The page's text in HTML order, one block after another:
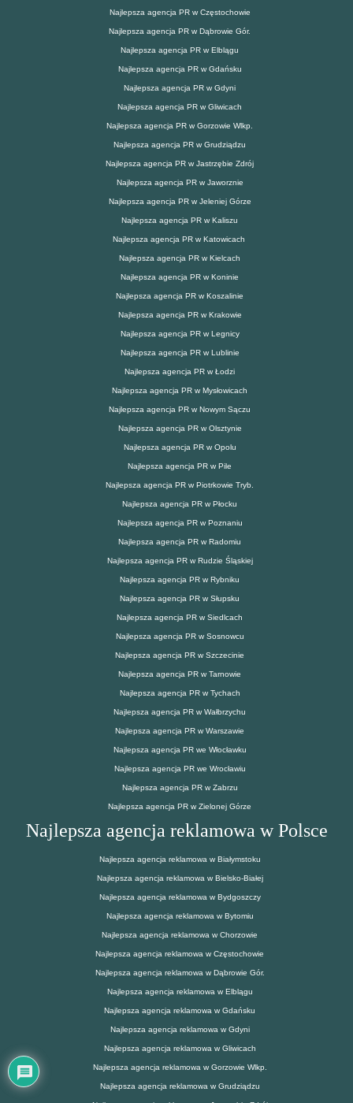
Najlepsza agencja PR w Częstochowie
Najlepsza agencja PR w Dąbrowie Gór.
Najlepsza agencja PR w Elblągu
Najlepsza agencja PR w Gdańsku
Najlepsza agencja PR w Gdyni
Najlepsza agencja PR w Gliwicach
Najlepsza agencja PR w Gorzowie Wlkp.
Najlepsza agencja PR w Grudziądzu
Najlepsza agencja PR w Jastrzębie Zdrój
Najlepsza agencja PR w Jaworznie
Najlepsza agencja PR w Jeleniej Górze
Najlepsza agencja PR w Kaliszu
Najlepsza agencja PR w Katowicach
Najlepsza agencja PR w Kielcach
Najlepsza agencja PR w Koninie
Najlepsza agencja PR w Koszalinie
Najlepsza agencja PR w Krakowie
Najlepsza agencja PR w Legnicy
Najlepsza agencja PR w Lublinie
Najlepsza agencja PR w Łodzi
Najlepsza agencja PR w Mysłowicach
Najlepsza agencja PR w Nowym Sączu
Najlepsza agencja PR w Olsztynie
Najlepsza agencja PR w Opolu
Najlepsza agencja PR w Pile
Najlepsza agencja PR w Piotrkowie Tryb.
Najlepsza agencja PR w Płocku
Najlepsza agencja PR w Poznaniu
Najlepsza agencja PR w Radomiu
Najlepsza agencja PR w Rudzie Śląskiej
Najlepsza agencja PR w Rybniku
Najlepsza agencja PR w Słupsku
Najlepsza agencja PR w Siedlcach
Najlepsza agencja PR w Sosnowcu
Najlepsza agencja PR w Szczecinie
Najlepsza agencja PR w Tarnowie
Najlepsza agencja PR w Tychach
Najlepsza agencja PR w Wałbrzychu
Najlepsza agencja PR w Warszawie
Najlepsza agencja PR we Włocławku
Najlepsza agencja PR we Wrocławiu
Najlepsza agencja PR w Zabrzu
Najlepsza agencja PR w Zielonej Górze
Najlepsza agencja reklamowa w Polsce
Najlepsza agencja reklamowa w Białymstoku
Najlepsza agencja reklamowa w Bielsko-Białej
Najlepsza agencja reklamowa w Bydgoszczy
Najlepsza agencja reklamowa w Bytomiu
Najlepsza agencja reklamowa w Chorzowie
Najlepsza agencja reklamowa w Częstochowie
Najlepsza agencja reklamowa w Dąbrowie Gór.
Najlepsza agencja reklamowa w Elblągu
Najlepsza agencja reklamowa w Gdańsku
Najlepsza agencja reklamowa w Gdyni
Najlepsza agencja reklamowa w Gliwicach
Najlepsza agencja reklamowa w Gorzowie Wlkp.
Najlepsza agencja reklamowa w Grudziądzu